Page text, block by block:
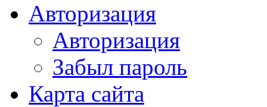
Авторизация
Авторизация
Забыл пароль
Карта сайта